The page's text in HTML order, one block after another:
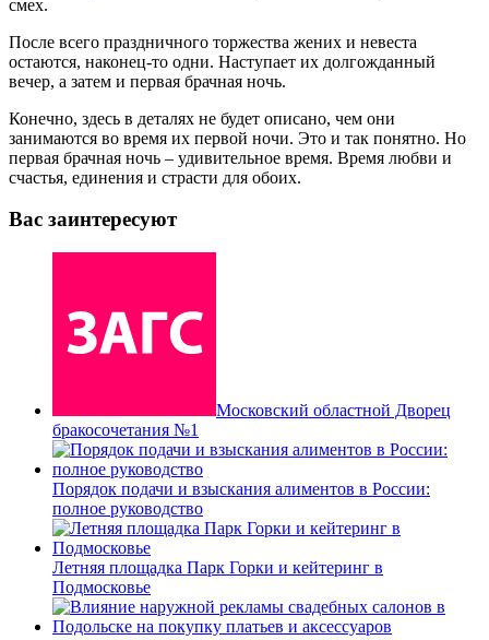
смех.
После всего праздничного торжества жених и невеста
остаются, наконец-то одни. Наступает их долгожданный
вечер, а затем и первая брачная ночь.
Конечно, здесь в деталях не будет описано, чем они
занимаются во время их первой ночи. Это и так понятно. Но
первая брачная ночь – удивительное время. Время любви и
счастья, единения и страсти для обоих.
Вас заинтересуют
Московский областной Дворец
бракосочетания №1
Порядок подачи и взыскания алиментов в России:
полное руководство
Летняя площадка Парк Горки и кейтеринг в
Подмосковье